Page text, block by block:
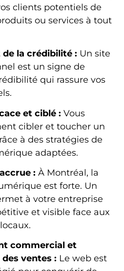
clients potentiels de
ou services à tout
la crédibilité : Un site
est un signe de
qui rassure vos
et ciblé : Vous
cibler et toucher un
à des stratégies de
adaptées.
: À Montréal, la
est forte. Un
à votre entreprise
et visible face aux
commercial et
ventes : Le web est